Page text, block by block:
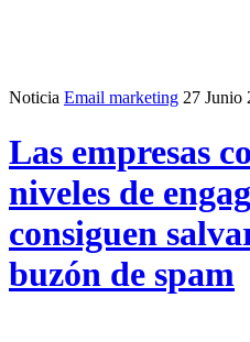
Noticia Email marketing 27 Junio
Las empresas
niveles de
consiguen
buzón de spam